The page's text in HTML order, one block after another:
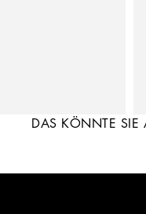
DAS KÖNNTE SIE